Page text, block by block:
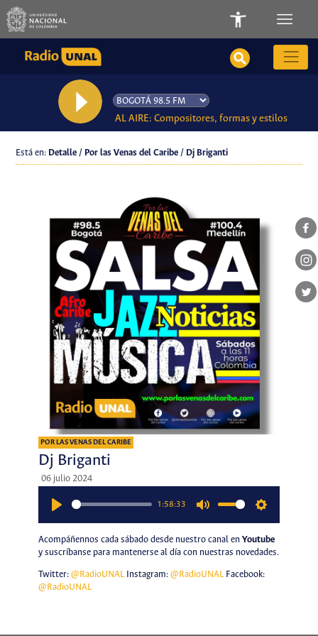
AL AIRE: Compositores, formas y estilos
Está en: Detalle / Por las Venas del Caribe / Dj Briganti
POR LAS VENAS DEL CARIBE
Dj Briganti
06 julio 2024
1:58:33
Acompáñennos cada sábado desde nuestro canal en Youtube
y suscríbanse para mantenerse al día con nuestras novedades.
Twitter: @RadioUNALInstagram: @RadioUNALFacebook:
@RadioUNAL